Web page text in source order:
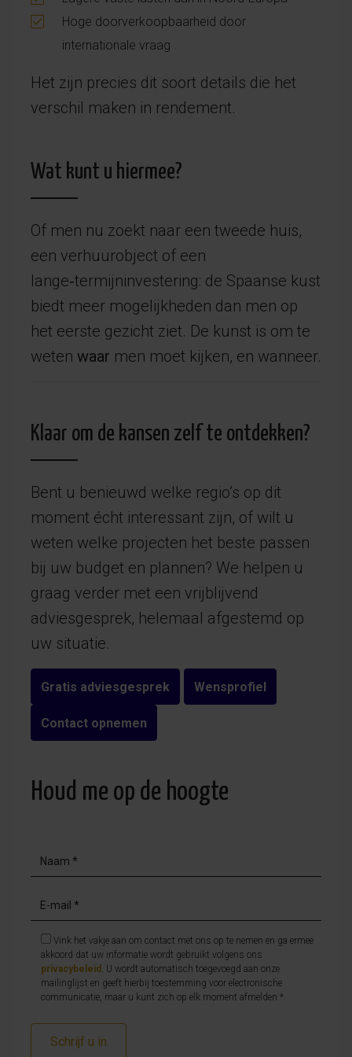
Hoge doorverkoopbaarheid door
internationale vraag
Het zijn precies dit soort details die het
verschil maken in rendement.
Wat kunt u hiermee?
Of men nu zoekt naar een tweede huis,
een verhuurobject of een
lange‑termijninvestering: de Spaanse kust
biedt meer mogelijkheden dan men op
het eerste gezicht ziet. De kunst is om te
weten waar men moet kijken, en wanneer.
Klaar om de kansen zelf te ontdekken?
Bent u benieuwd welke regio’s op dit
moment écht interessant zijn, of wilt u
weten welke projecten het beste passen
bij uw budget en plannen? We helpen u
graag verder met een vrijblijvend
adviesgesprek, helemaal afgestemd op
uw situatie.
Gratis adviesgesprek Wensprofiel
Contact opnemen
Houd me op de hoogte
Vink het vakje aan om contact met ons op te nemen en ga ermee
akkoord dat uw informatie wordt gebruikt volgens ons
privacybeleid . U wordt automatisch toegevoegd aan onze
mailinglijst en geeft hierbij toestemming voor electronische
communicatie, maar u kunt zich op elk moment afmelden *
Schrijf u in